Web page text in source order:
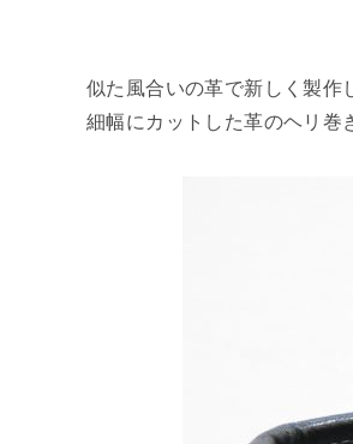
似た風合いの革で新しく製作
細幅にカットした革のヘリ巻